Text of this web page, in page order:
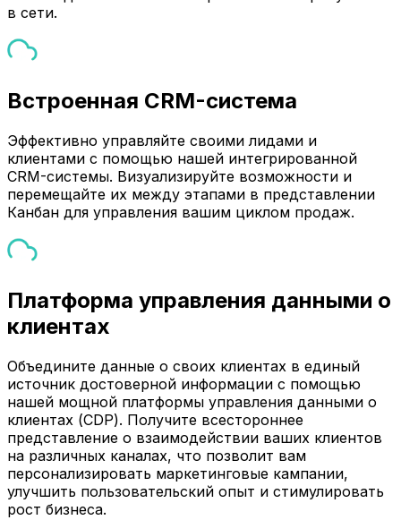
в сети.
Встроенная CRM-система
Эффективно управляйте своими лидами и
клиентами с помощью нашей интегрированной
CRM-системы. Визуализируйте возможности и
перемещайте их между этапами в представлении
Канбан для управления вашим циклом продаж.
Платформа управления данными о
клиентах
Объедините данные о своих клиентах в единый
источник достоверной информации с помощью
нашей мощной платформы управления данными о
клиентах (CDP). Получите всестороннее
представление о взаимодействии ваших клиентов
на различных каналах, что позволит вам
персонализировать маркетинговые кампании,
улучшить пользовательский опыт и стимулировать
рост бизнеса.